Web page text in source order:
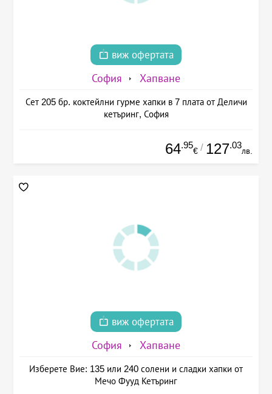
виж офертата
София Хапване
Сет 205 бр. коктейлни гурме хапки в 7 плата от Деличи
кетъринг, София
64.95
€ / 127.03
лв.
виж офертата
София Хапване
Изберете Вие: 135 или 240 солени и сладки хапки от
Мечо Фууд Кетъринг